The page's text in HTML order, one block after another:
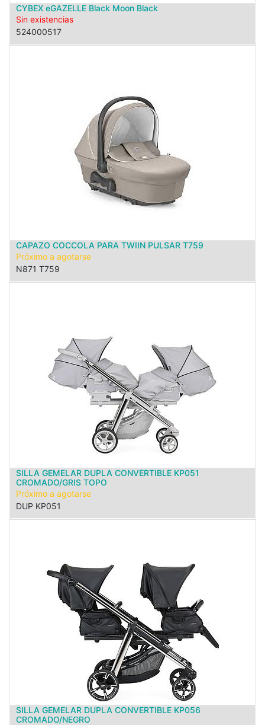
CYBEX eGAZELLE Black Moon Black
Sin existencias
524000517
CAPAZO COCCOLA PARA TWIIN PULSAR T759
Próximo a agotarse
N871 T759
SILLA GEMELAR DUPLA CONVERTIBLE KP051
CROMADO/GRIS TOPO
Próximo a agotarse
DUP KP051
SILLA GEMELAR DUPLA CONVERTIBLE KP056
CROMADO/NEGRO